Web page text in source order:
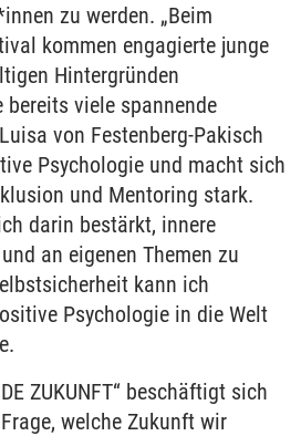
zu werden. „Beim
kommen engagierte junge
Hintergründen
bereits viele spannende
von Festenberg-Pakisch
Psychologie und macht sich
und Mentoring stark.
darin bestärkt, innere
an eigenen Themen zu
kann ich
Psychologie in die Welt
ZUKUNFT“ beschäftigt sich
welche Zukunft wir